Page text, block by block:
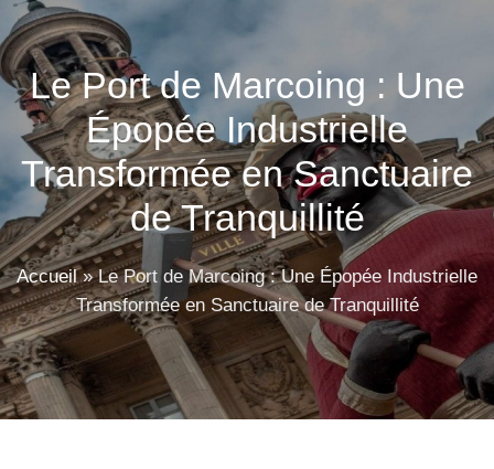
Le Port de Marcoing : Une
Épopée Industrielle
Transformée en Sanctuaire
de Tranquillité
Accueil»Le Port de Marcoing : Une Épopée Industrielle
Transformée en Sanctuaire de Tranquillité